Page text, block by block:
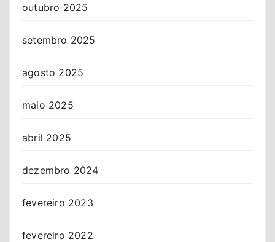
outubro 2025
setembro 2025
agosto 2025
maio 2025
abril 2025
dezembro 2024
fevereiro 2023
fevereiro 2022